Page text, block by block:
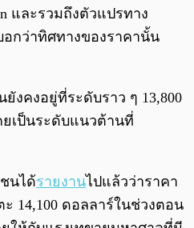
และรวมถึงตัวแปรทาง
กว่าทิศทางของราคานั้น
คงอยู่ที่ระดับราว ๆ 13,800
ยเป็นระดับแนวต้านที่
นได้รายงานไปแล้วว่าราคา
14,100 ดอลลาร์ในช่วงตอน